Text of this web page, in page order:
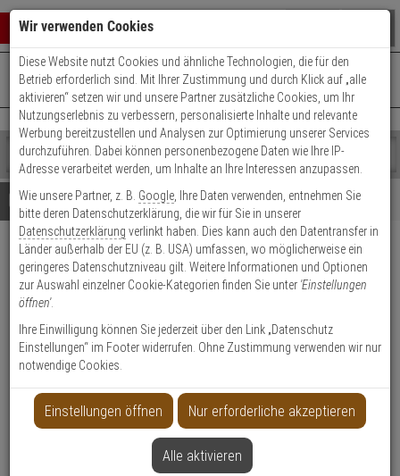
0 ARTIKEL IM WARENKORB
Ihr Warenkorb ist momentan leer.
Ergebnisse ()
Fertig
Shop
durchsuchen
Bitte
geben
Sie
mindestens
Zeichen
ein,
um
Suche
Es
wurde
noch
Kategorien
Suche
gestartet
+49 (0)821 899 493-0Mo. - Do.: 8:00 - 16:30 | Fr.: 8:00 - 14:00 Uhr
Kontaktservice nutzen
Details Beratung
Hanwha SBP-317HMW
Flanschplatte für Hänge Montage
Produktmerkmale
Datenblatt drucken
Produktinformationen
Halterung, Zubehörartikel - Modell: Hanwha Vision Montagezubehör
Anwendung: Videoüberwachung
Wir verwenden Cookies
Diese Website nutzt Cookies und ähnliche Technologien, die für den
Betrieb erforderlich sind. Mit Ihrer Zustimmung und durch Klick auf „alle
aktivieren“ setzen wir und unsere Partner zusätzliche Cookies, um Ihr
Nutzungserlebnis zu verbessern, personalisierte Inhalte und relevante
Werbung bereitzustellen und Analysen zur Optimierung unserer Services
durchzuführen. Dabei können personenbezogene Daten wie Ihre IP-
Adresse verarbeitet werden, um Inhalte an Ihre Interessen anzupassen.
Wie unsere Partner, z. B. Google , Ihre Daten verwenden, entnehmen Sie
bitte deren Datenschutzerklärung, die wir für Sie in unserer
Datenschutzerklärung verlinkt haben. Dies kann auch den Datentransfer in
Länder außerhalb der EU (z. B. USA) umfassen, wo möglicherweise ein
geringeres Datenschutzniveau gilt. Weitere Informationen und Optionen
zur Auswahl einzelner Cookie-Kategorien finden Sie unter 'Einstellungen
öffnen'.
Ihre Einwilligung können Sie jederzeit über den Link „Datenschutz
Einstellungen“ im Footer widerrufen. Ohne Zustimmung verwenden wir nur
notwendige Cookies.
Einstellungen öffnen Nur erforderliche akzeptieren
Alle aktivieren